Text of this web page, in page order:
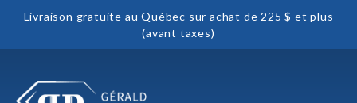
Livraison gratuite au Québec sur achat de 225 $ et plus
(avant taxes)